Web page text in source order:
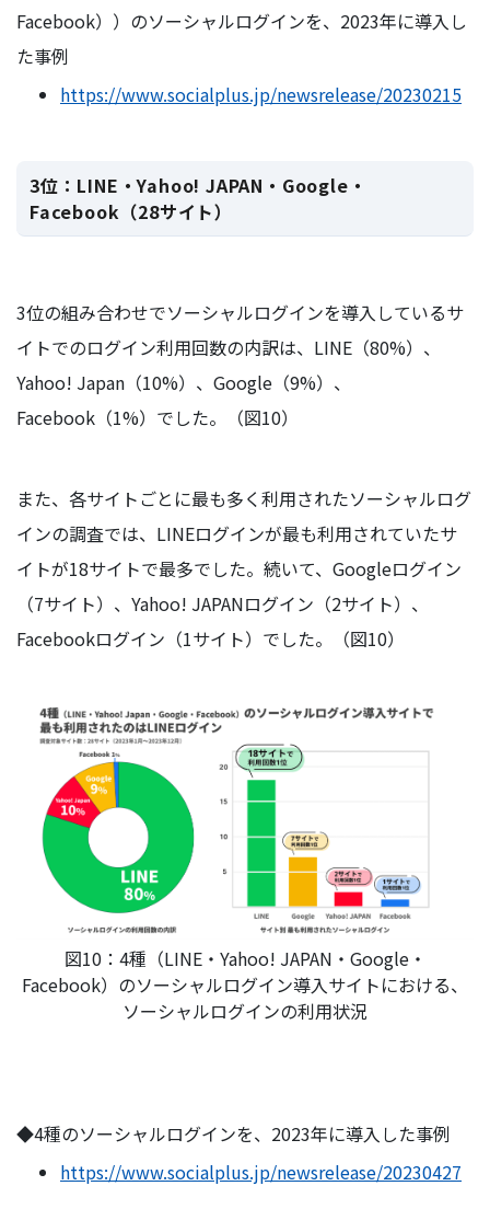
Facebook））のソーシャルログインを、2023年に導入し
た事例
https://www.socialplus.jp/newsrelease/20230215
3位：LINE・Yahoo! JAPAN・Google・
Facebook（28サイト）
3位の組み合わせでソーシャルログインを導入しているサ
イトでのログイン利用回数の内訳は、LINE（80%）、
Yahoo! Japan（10%）、Google（9%）、
Facebook（1%）でした。（図10）
また、各サイトごとに最も多く利用されたソーシャルログ
インの調査では、LINEログインが最も利用されていたサ
イトが18サイトで最多でした。続いて、Googleログイン
（7サイト）、Yahoo! JAPANログイン（2サイト）、
Facebookログイン（1サイト）でした。（図10）
図10：4種（LINE・Yahoo! JAPAN・Google・
Facebook）のソーシャルログイン導入サイトにおける、
ソーシャルログインの利用状況
◆4種のソーシャルログインを、2023年に導入した事例
https://www.socialplus.jp/newsrelease/20230427